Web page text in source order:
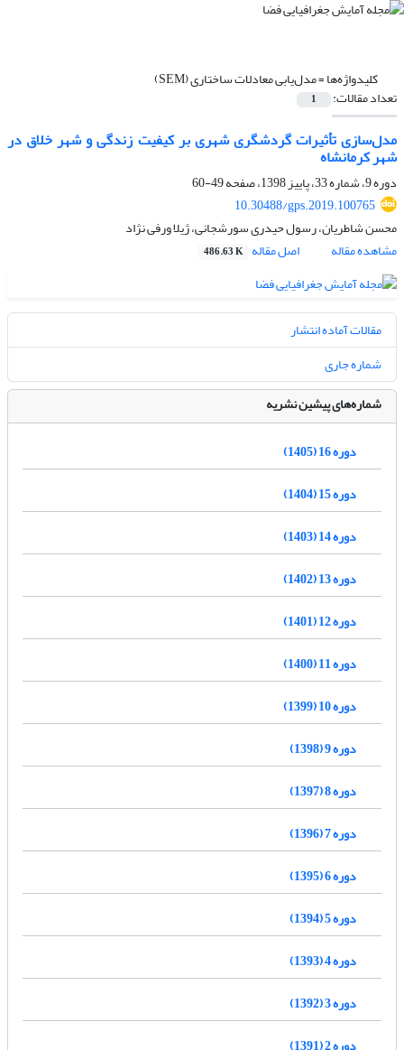
کلیدواژه‌ها =مدل‌یابی معادلات ساختاری (SEM)
تعداد مقالات: 1
مدل‌سازی تأثیرات گردشگری شهری بر کیفیت زندگی و شهر خلاق در
شهر کرمانشاه
دوره 9، شماره 33، پاییز 1398، صفحه
49-60
10.30488/gps.2019.100765
محسن شاطریان، رسول حیدری سورشجانی، ژیلا ورفی نژاد
مشاهده مقاله
اصل مقاله 486.63 K
مقالات آماده انتشار
شماره جاری
شماره‌های پیشین نشریه
دوره 16 (1405)
دوره 15 (1404)
دوره 14 (1403)
دوره 13 (1402)
دوره 12 (1401)
دوره 11 (1400)
دوره 10 (1399)
دوره 9 (1398)
دوره 8 (1397)
دوره 7 (1396)
دوره 6 (1395)
دوره 5 (1394)
دوره 4 (1393)
دوره 3 (1392)